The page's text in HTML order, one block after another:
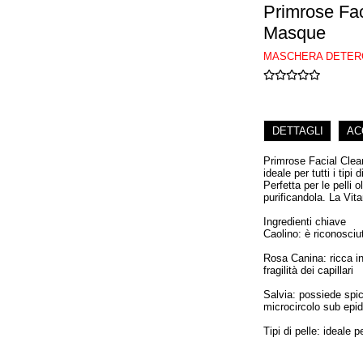
Primrose
Masque
MASCHERA
DETTAGLI
Primrose Facial
ideale per tutti i tipi
Perfetta per le pelli
purificandola. La
Ingredienti chiave
Caolino: è
Rosa Canina: ricca
fragilità dei capillari
Salvia: possiede
microcircolo sub
Tipi di pelle: ideale